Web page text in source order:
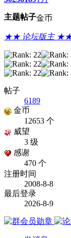
主题帖子金币
★★ 论坛版主
帖子
6189
金币
12653 个
威望
3 级
感谢
470 个
注册时间
2008-8-8
最后登录
2026-8-9